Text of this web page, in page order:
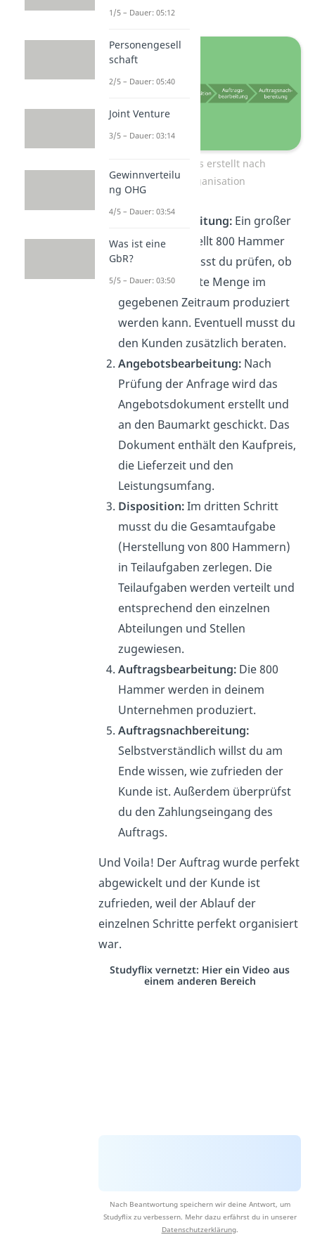
Arbeitsprozess erstellt nach
Ablauforganisation
Anfragebearbeitung: Ein großer
Baumarkt bestellt 800 Hammer
bei dir. Nun musst du prüfen, ob
die nachgefragte Menge im
gegebenen Zeitraum produziert
werden kann. Eventuell musst du
den Kunden zusätzlich beraten.
Angebotsbearbeitung: Nach
Prüfung der Anfrage wird das
Angebotsdokument erstellt und
an den Baumarkt geschickt. Das
Dokument enthält den Kaufpreis,
die Lieferzeit und den
Leistungsumfang.
Disposition:Im dritten Schritt
musst du die Gesamtaufgabe
(Herstellung von 800 Hammern)
in Teilaufgaben zerlegen. Die
Teilaufgaben werden verteilt und
entsprechend den einzelnen
Abteilungen und Stellen
zugewiesen.
Auftragsbearbeitung: Die 800
Hammer werden in deinem
Unternehmen produziert.
Auftragsnachbereitung:
Selbstverständlich willst du am
Ende wissen, wie zufrieden der
Kunde ist. Außerdem überprüfst
du den Zahlungseingang des
Auftrags.
Und Voila! Der Auftrag wurde perfekt
abgewickelt und der Kunde ist
zufrieden, weil der Ablauf der
einzelnen Schritte perfekt organisiert
war.
Studyflix vernetzt: Hier ein Video aus
einem anderen Bereich
Nach Beantwortung speichern wir deine Antwort, um
Studyflix zu verbessern. Mehr dazu erfährst du in unserer
Datenschutzerklärung.
1/5 – Dauer: 05:12
Personengesell
schaft
2/5 – Dauer: 05:40
Joint Venture
3/5 – Dauer: 03:14
Gewinnverteilu
ng OHG
4/5 – Dauer: 03:54
Was ist eine
GbR?
5/5 – Dauer: 03:50